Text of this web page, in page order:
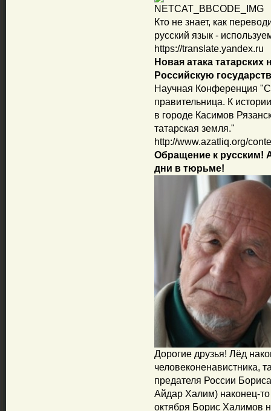
Кто не знает, как
русский язык -
https://translate.yandex.ru
Новая атака
Российскую
Научная Конференция
правительница. К
в городе Касимов
татарская земля."
http://www.azatliq.org/
Обращение к русским!
дни в тюрьме!
Дорогие друзья! Лёд
человеконенавистника,
предателя России
Айдар Халим) наконец-
октября Борис Халимов